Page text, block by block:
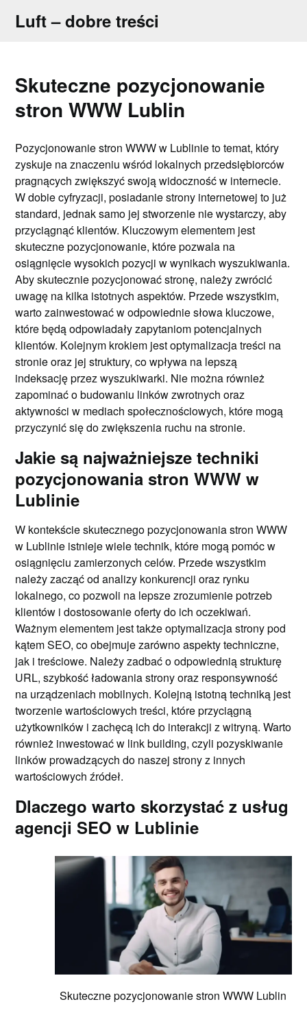
Luft – dobre treści
Skuteczne pozycjonowanie
stron WWW Lublin
Pozycjonowanie stron WWW w Lublinie to temat, który
zyskuje na znaczeniu wśród lokalnych przedsiębiorców
pragnących zwiększyć swoją widoczność w internecie.
W dobie cyfryzacji, posiadanie strony internetowej to już
standard, jednak samo jej stworzenie nie wystarczy, aby
przyciągnąć klientów. Kluczowym elementem jest
skuteczne pozycjonowanie, które pozwala na
osiągnięcie wysokich pozycji w wynikach wyszukiwania.
Aby skutecznie pozycjonować stronę, należy zwrócić
uwagę na kilka istotnych aspektów. Przede wszystkim,
warto zainwestować w odpowiednie słowa kluczowe,
które będą odpowiadały zapytaniom potencjalnych
klientów. Kolejnym krokiem jest optymalizacja treści na
stronie oraz jej struktury, co wpływa na lepszą
indeksację przez wyszukiwarki. Nie można również
zapominać o budowaniu linków zwrotnych oraz
aktywności w mediach społecznościowych, które mogą
przyczynić się do zwiększenia ruchu na stronie.
Jakie są najważniejsze techniki
pozycjonowania stron WWW w
Lublinie
W kontekście skutecznego pozycjonowania stron WWW
w Lublinie istnieje wiele technik, które mogą pomóc w
osiągnięciu zamierzonych celów. Przede wszystkim
należy zacząć od analizy konkurencji oraz rynku
lokalnego, co pozwoli na lepsze zrozumienie potrzeb
klientów i dostosowanie oferty do ich oczekiwań.
Ważnym elementem jest także optymalizacja strony pod
kątem SEO, co obejmuje zarówno aspekty techniczne,
jak i treściowe. Należy zadbać o odpowiednią strukturę
URL, szybkość ładowania strony oraz responsywność
na urządzeniach mobilnych. Kolejną istotną techniką jest
tworzenie wartościowych treści, które przyciągną
użytkowników i zachęcą ich do interakcji z witryną. Warto
również inwestować w link building, czyli pozyskiwanie
linków prowadzących do naszej strony z innych
wartościowych źródeł.
Dlaczego warto skorzystać z usług
agencji SEO w Lublinie
Skuteczne pozycjonowanie stron WWW Lublin